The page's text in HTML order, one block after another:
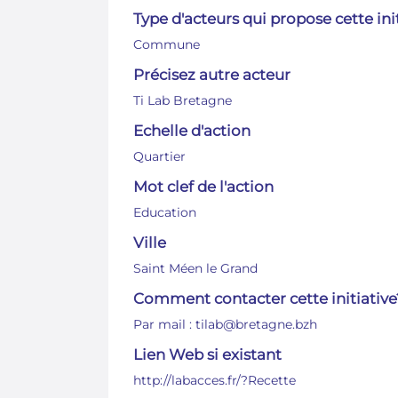
Type d'acteurs qui propose cette
Commune
Précisez autre acteur
Ti Lab Bretagne
Echelle d'action
Quartier
Mot clef de l'action
Education
Ville
Saint Méen le Grand
Comment contacter cette
Par mail : tilab@bretagne.bzh
Lien Web si existant
http://labacces.fr/?Recette